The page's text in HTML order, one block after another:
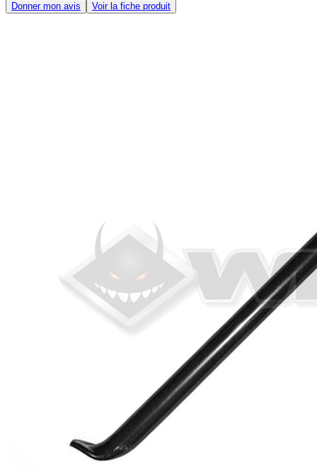
Donner mon avis Voir la fiche produit